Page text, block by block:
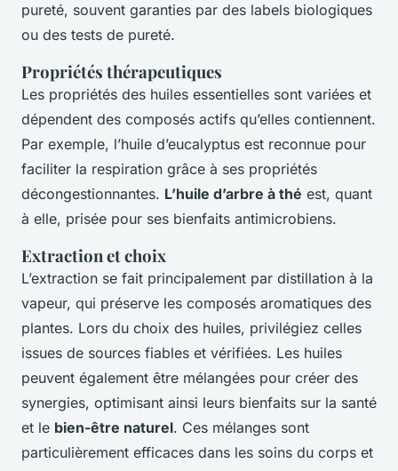
pureté, souvent garanties par des labels biologiques
ou des tests de pureté.
Propriétés thérapeutiques
Les propriétés des huiles essentielles sont variées et
dépendent des composés actifs qu’elles contiennent.
Par exemple, l’huile d’eucalyptus est reconnue pour
faciliter la respiration grâce à ses propriétés
décongestionnantes. L’huile d’arbre à thé est, quant
à elle, prisée pour ses bienfaits antimicrobiens.
Extraction et choix
L’extraction se fait principalement par distillation à la
vapeur, qui préserve les composés aromatiques des
plantes. Lors du choix des huiles, privilégiez celles
issues de sources fiables et vérifiées. Les huiles
peuvent également être mélangées pour créer des
synergies, optimisant ainsi leurs bienfaits sur la santé
et le bien-être naturel. Ces mélanges sont
particulièrement efficaces dans les soins du corps et